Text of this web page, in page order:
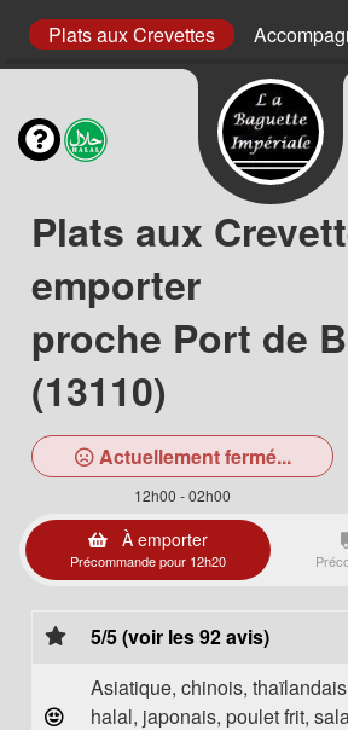
Plats aux Crevettes
Plats aux
emporter
proche Port de
(13110)
Actuellement fermé...
12h00 - 02h00
À emporter
Précommande pour 12h20
5/5 (voir les 92 avis)
Asiatique, chinois,
halal, japonais, poulet frit,